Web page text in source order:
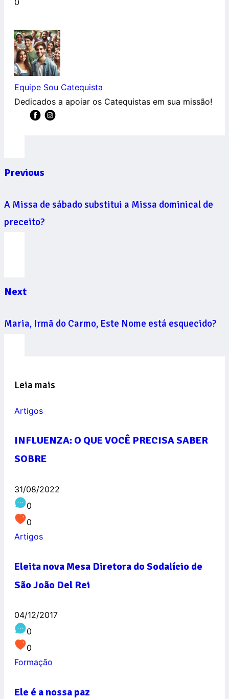
0
Equipe Sou Catequista
Dedicados a apoiar os Catequistas em sua missão!
Previous
A Missa de sábado substitui a Missa dominical de
preceito?
Next
Maria, Irmã do Carmo, Este Nome está esquecido?
Leia mais
Artigos
INFLUENZA: O QUE VOCÊ PRECISA SABER
SOBRE
31/08/2022
0
0
Artigos
Eleita nova Mesa Diretora do Sodalício de
São João Del Rei
04/12/2017
0
0
Formação
Ele é a nossa paz